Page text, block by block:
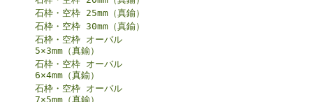
石枠・空枠 25mm（真鍮）
石枠・空枠 30mm（真鍮）
石枠・空枠 オーバル
5×3mm（真鍮）
石枠・空枠 オーバル
6×4mm（真鍮）
石枠・空枠 オーバル
7×5mm（真鍮）